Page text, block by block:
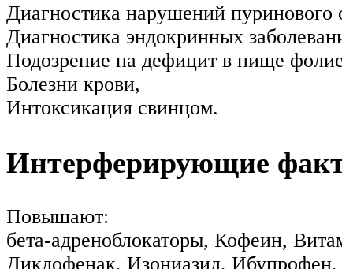
Диагностика нарушений пуринового
Диагностика эндокринных
Подозрение на дефицит в пище
Болезни крови,
Интоксикация свинцом.
Интерферирующие
Повышают:
бета-адреноблокаторы, Кофеин,
Диклофенак, Изониазид,